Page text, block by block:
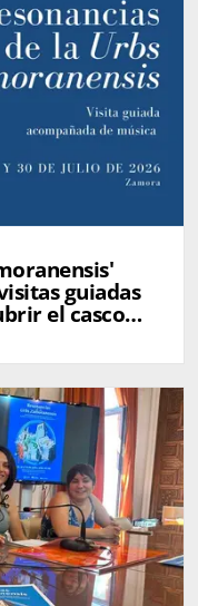
guiadas
el casco